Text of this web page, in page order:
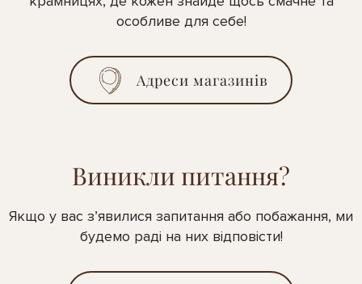
особливе для себе!
Адреси магазинів
Виникли питання?
Якщо у вас з’явилися запитання або побажання, ми
будемо раді на них відповісти!